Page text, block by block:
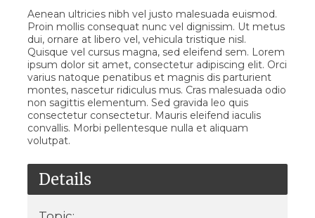
Aenean ultricies nibh vel justo malesuada euismod.
Proin mollis consequat nunc vel dignissim. Ut metus
dui, ornare at libero vel, vehicula tristique nisl.
Quisque vel cursus magna, sed eleifend sem. Lorem
ipsum dolor sit amet, consectetur adipiscing elit. Orci
varius natoque penatibus et magnis dis parturient
montes, nascetur ridiculus mus. Cras malesuada odio
non sagittis elementum. Sed gravida leo quis
consectetur consectetur. Mauris eleifend iaculis
convallis. Morbi pellentesque nulla et aliquam
volutpat.
Details